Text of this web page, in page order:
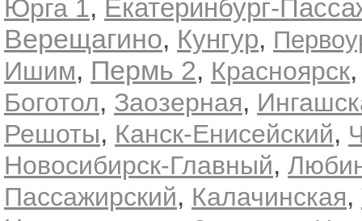
Юрга 1, Екатеринбург-
Верещагино, Кунгур,
Ишим, Пермь 2, Красноярск
Боготол, Заозерная,
Решоты, Канск-Енисейский,
Новосибирск-Главный,
Пассажирский, Калачинская,